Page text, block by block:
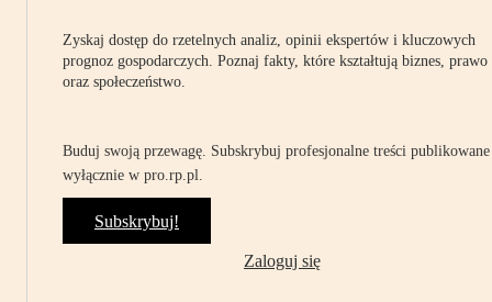
Zyskaj dostęp do rzetelnych analiz, opinii ekspertów i kluczowych
prognoz gospodarczych. Poznaj fakty, które kształtują biznes, prawo
oraz społeczeństwo.
Buduj swoją przewagę. Subskrybuj profesjonalne treści publikowane
wyłącznie w pro.rp.pl.
Subskrybuj!
Zaloguj się